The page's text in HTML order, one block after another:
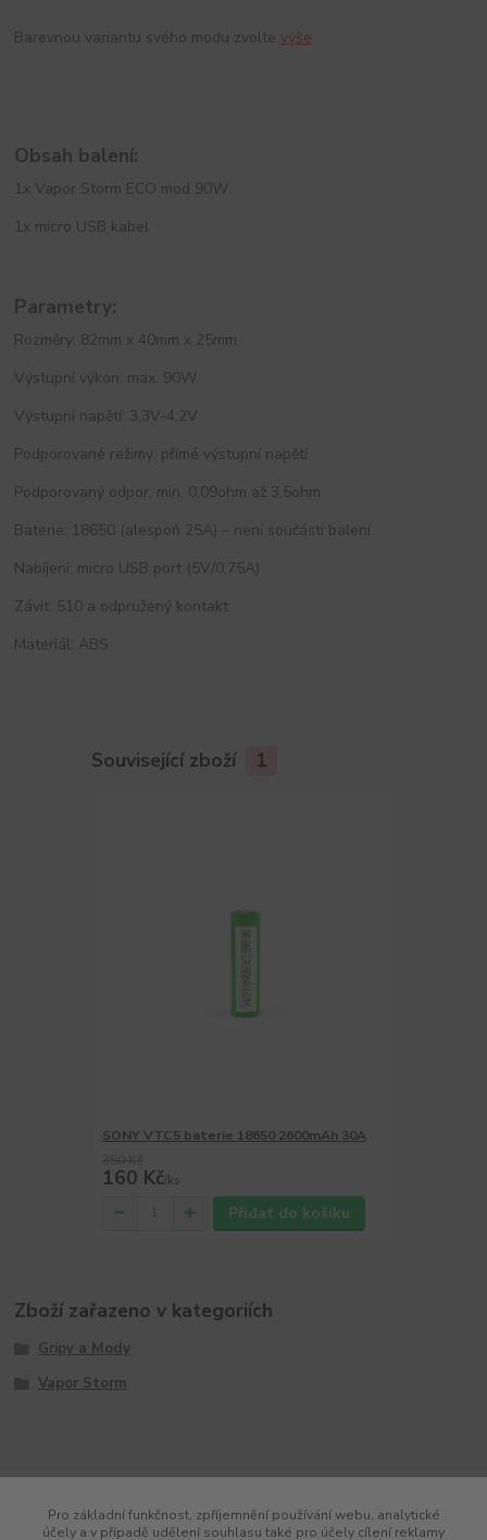
Barevnou variantu svého modu zvoltevýše
Obsah balení:
1x Vapor Storm ECO mod 90W
1x micro USB kabel
Parametry:
Rozměry: 82mm x 40mm x 25mm
Výstupní výkon: max. 90W
Výstupní napětí: 3,3V-4,2V
Podporované režimy: přímé výstupní napětí
Podporovaný odpor: min. 0,09ohm až 3,5ohm
Baterie: 18650 (alespoň 25A) – není součástí balení
Nabíjení: micro USB port (5V/0,75A)
Závit: 510 a odpružený kontakt
Materiál: ABS
Související zboží 1
SONY VTC5 baterie 18650 2600mAh 30A
160 Kč/ks
Přidat do košíku
Zboží zařazeno v kategoriích
Gripy a Mody
Vapor Storm
Pro základní funkčnost, zpříjemnění používání webu, analytické
účely a v případě udělení souhlasu také pro účely cílení reklamy